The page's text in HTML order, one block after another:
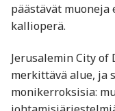
päästävät
kallioperä.
Jerusalemin City
merkittävä alue, ja
monikerroksisia: